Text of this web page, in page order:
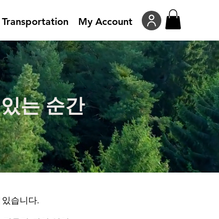
Transportation My Account
는 순간
습니다.